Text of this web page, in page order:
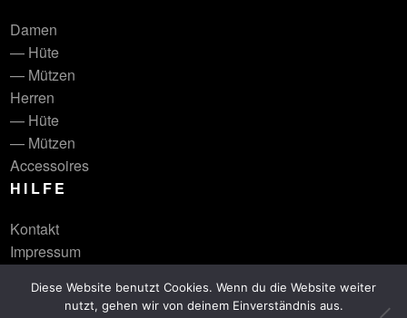
Damen
— Hüte
— Mützen
Herren
— Hüte
— Mützen
Accessoires
HILFE
Kontakt
Impressum
© lieblingshut 2026
Diese Website benutzt Cookies. Wenn du die Website weiter
nutzt, gehen wir von deinem Einverständnis aus.